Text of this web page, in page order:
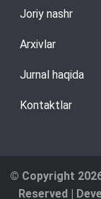
Joriy nashr
Arxivlar
Jurnal haqida
Kontaktlar
© Copyright
Reserved |